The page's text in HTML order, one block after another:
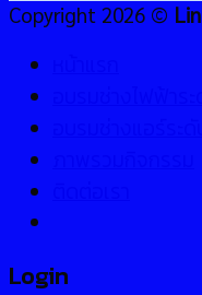
Copyright 2026 ©
Login